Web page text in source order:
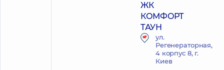
ЖК
КОМФОРТ
ТАУН
ул.
Регенераторная,
4 корпус 8, г.
Киев